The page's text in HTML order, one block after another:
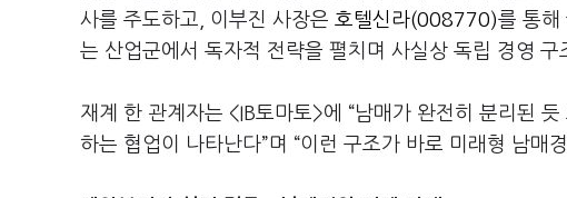
사를 주도하고, 이부진 사장은 호텔신라(008770)를 통해
는 산업군에서 독자적 전략을 펼치며 사실상 독립 경영 구
재계 한 관계자는 <IB토마토>에 “남매가 완전히 분리된
하는 협업이 나타난다”며 “이런 구조가 바로 미래형 남매